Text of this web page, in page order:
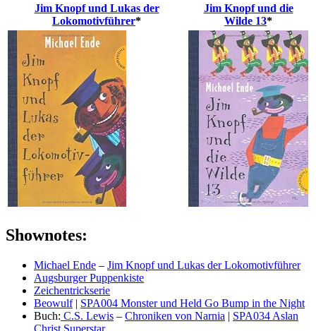
Jim Knopf und Lukas der
Lokomotivführer*
Jim Knopf und die
Wilde 13*
Shownotes:
Michael Ende – Jim Knopf und Lukas der Lokomotivführer
Augsburger Puppenkiste
Zeichentrickserie
Beowulf| SPA004 Monster und Held Go Bump in the Night
Buch: C.S. Lewis – Chroniken von Narnia | SPA034 Aslan
Christ Superstar